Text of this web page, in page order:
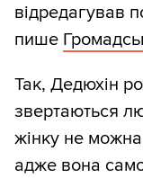
відредагував
пише
Так, Дедюхін
звертаються
жінку не
адже вона